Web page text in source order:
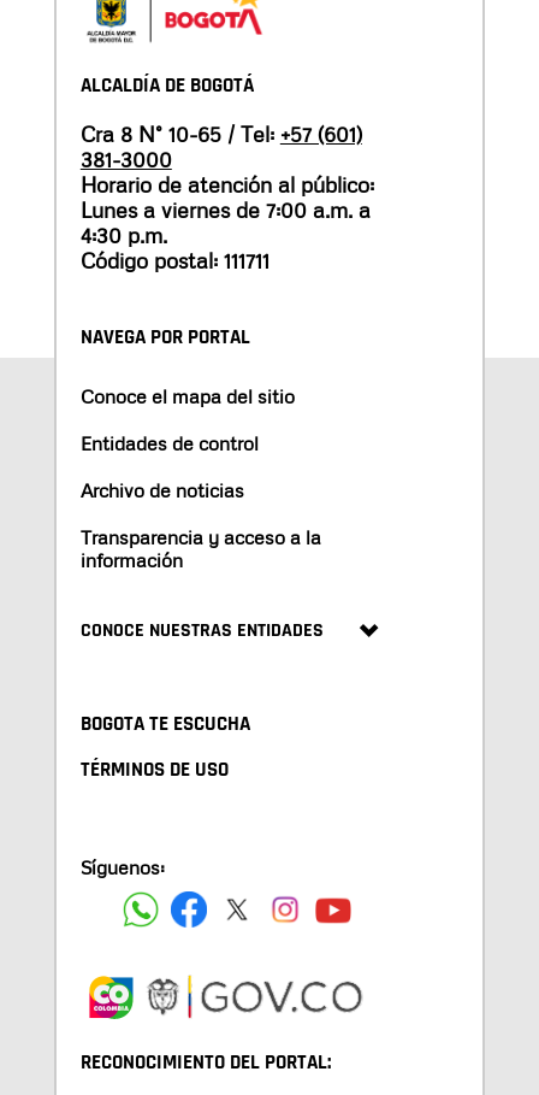
ALCALDÍA DE BOGOTÁ
Cra 8 N° 10-65 / Tel: +57 (601)
381-3000
Horario de atención al público:
Lunes a viernes de 7:00 a.m. a
4:30 p.m.
Código postal: 111711
NAVEGA POR PORTAL
Conoce el mapa del sitio
Entidades de control
Archivo de noticias
Transparencia y acceso a la
información
CONOCE NUESTRAS ENTIDADES
BOGOTA TE ESCUCHA
TÉRMINOS DE USO
Síguenos:
RECONOCIMIENTO DEL PORTAL: